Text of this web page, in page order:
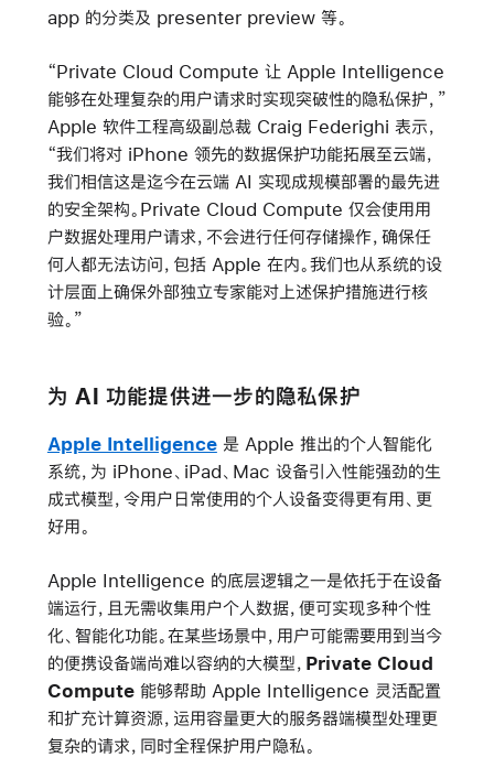
app 的分类及 presenter preview 等。
“Private Cloud Compute 让 Apple Intelligence
能够在处理复杂的用户请求时实现突破性的隐私保护，”
Apple 软件工程高级副总裁 Craig Federighi 表示，
“我们将对 iPhone 领先的数据保护功能拓展至云端，
我们相信这是迄今在云端 AI 实现成规模部署的最先进
的安全架构。Private Cloud Compute 仅会使用用
户数据处理用户请求，不会进行任何存储操作，确保任
何人都无法访问，包括 Apple 在内。我们也从系统的设
计层面上确保外部独立专家能对上述保护措施进行核
验。”
为 AI 功能提供进一步的隐私保护
Apple Intelligence是 Apple 推出的个人智能化
系统，为 iPhone、iPad、Mac 设备引入性能强劲的生
成式模型，令用户日常使用的个人设备变得更有用、更
好用。
Apple Intelligence 的底层逻辑之一是依托于在设备
端运行，且无需收集用户个人数据，便可实现多种个性
化、智能化功能。在某些场景中，用户可能需要用到当今
的便携设备端尚难以容纳的大模型， Private Cloud
Compute 能够帮助 Apple Intelligence 灵活配置
和扩充计算资源，运用容量更大的服务器端模型处理更
复杂的请求，同时全程保护用户隐私。